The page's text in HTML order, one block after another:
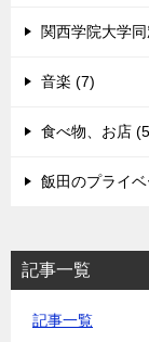
関西学院大学
音楽 (7)
食べ物、お店
飯田のプライ
記事一覧
記事一覧